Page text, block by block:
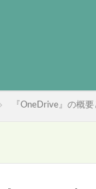
『OneDrive』の概